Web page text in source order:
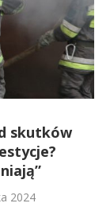
skutków
2024